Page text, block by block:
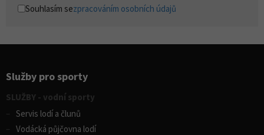
Souhlasím sezpracováním osobních údajů
Služby pro sporty
SLUŽBY - vodní sporty
Servis lodí a člunů
Vodácká půjčovna lodí